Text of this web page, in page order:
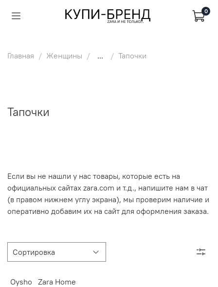
0
Главная Женщины ... Тапочки
Тапочки
Если вы не нашли у нас товары, которые есть на
официальных сайтах zara.com и т.д., напишите нам в чат
(в правом нижнем углу экрана), мы проверим наличие и
оперативно добавим их на сайт для оформления заказа.
Oysho Zara Home